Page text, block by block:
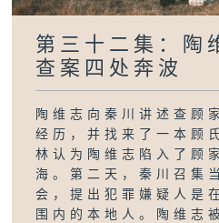
第三十二集：陶
查案四处奔波
陶维志向秦川讲述查顾
经历，并找来了一本顾
林认为陶维志陷入了顾
海。第二天，秦川召集
会，提出犯罪嫌疑人是
围内的本地人。陶维志